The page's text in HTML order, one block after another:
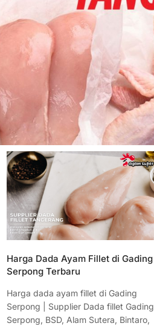
Harga Dada Ayam Fillet di Gading
Serpong Terbaru
Harga dada ayam fillet di Gading
Serpong | Supplier Dada fillet Gading
Serpong, BSD, Alam Sutera, Bintaro,